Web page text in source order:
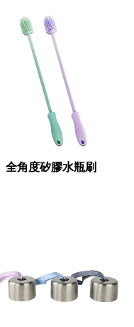
全角度矽膠水瓶刷